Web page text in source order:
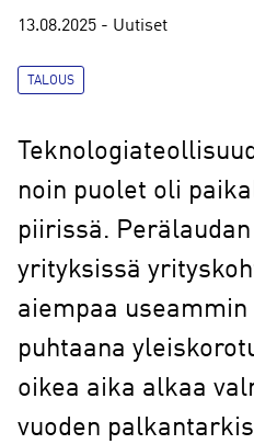
13.08.2025 - Uutiset
TALOUS
noin puolet oli
piirissä.
yrityksissä
aiempaa
puhtaana
oikea aika alkaa
vuoden